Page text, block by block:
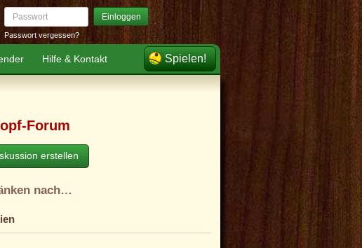
Passwort Einloggen
Passwort vergessen?
Hilfe & Kontakt Spielen!
Forum
erstellen
nach…